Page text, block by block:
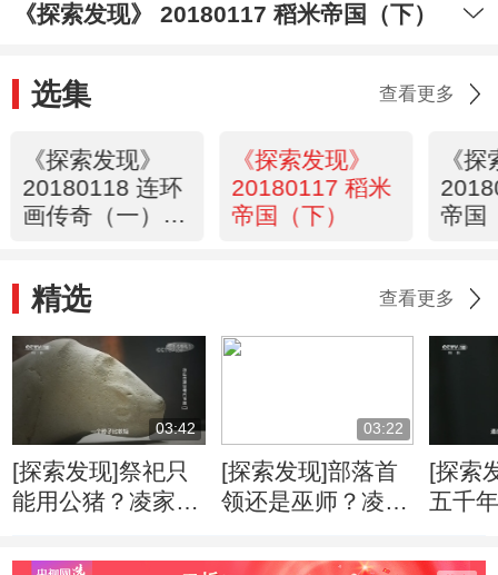
《探索发现》 20180117 稻米帝国（下）
选集 查看更多
《探索发现》
20180118 连环
画传奇（一）新
《探索发现》
20180117 稻米
帝国（下）
《
帝国
精选 查看更多
03:42
[探索发现]祭祀只
能用公猪？凌家滩
缘
03:22
[探索发现]部落首
领还是巫师？凌家
[探索
五千
密码